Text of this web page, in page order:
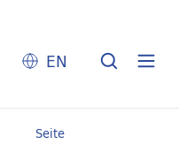
EN
Seite